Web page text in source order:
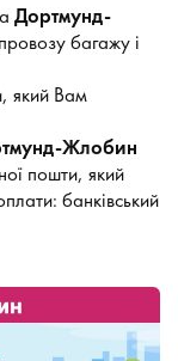
Дортмунд-
багажу і
який Вам
Жлобин
пошти, який
банківський